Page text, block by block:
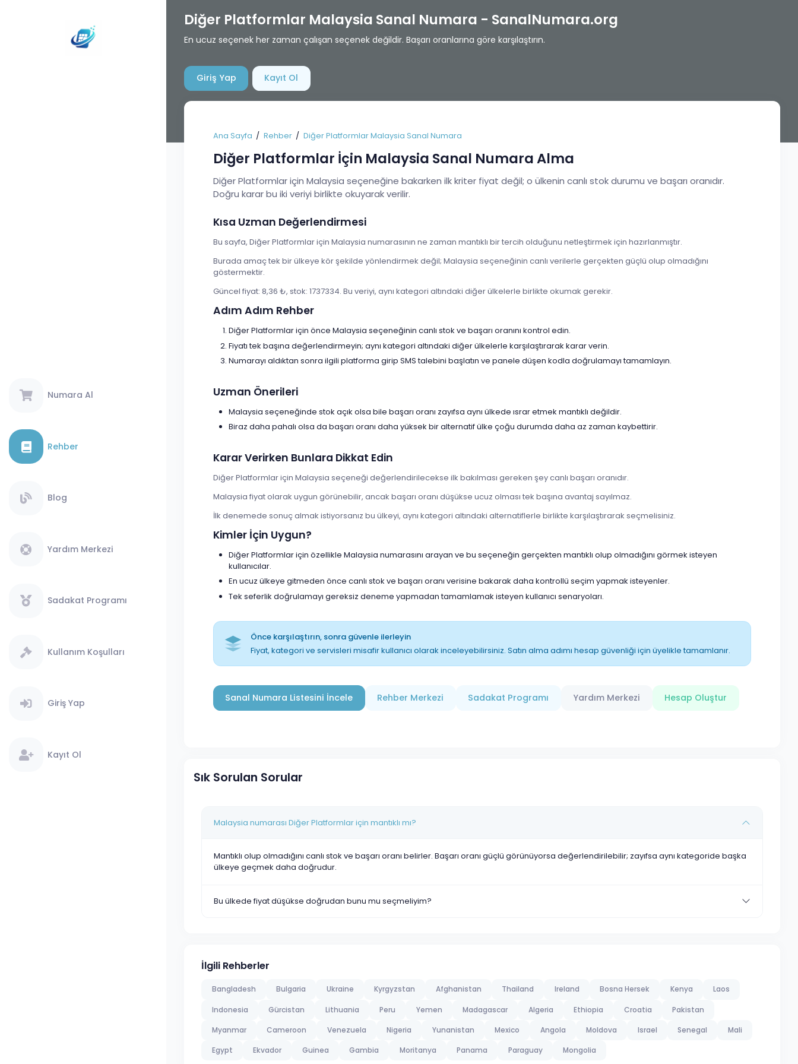
Numara Al
Rehber
Blog
Yardım Merkezi
Sadakat Programı
Kullanım Koşulları
Giriş Yap
Kayıt Ol
Diğer Platformlar Malaysia Sanal Numara - SanalNumara.org
En ucuz seçenek her zaman çalışan seçenek değildir. Başarı oranlarına göre karşılaştırın.
Giriş Yap Kayıt Ol
Ana Sayfa Rehber Diğer Platformlar Malaysia Sanal Numara
Diğer Platformlar İçin Malaysia Sanal Numara Alma
Diğer Platformlar için Malaysia seçeneğine bakarken ilk kriter fiyat değil; o ülkenin canlı stok durumu ve başarı oranıdır.
Doğru karar bu iki veriyi birlikte okuyarak verilir.
Kısa Uzman Değerlendirmesi
Bu sayfa, Diğer Platformlar için Malaysia numarasının ne zaman mantıklı bir tercih olduğunu netleştirmek için hazırlanmıştır.
Burada amaç tek bir ülkeye kör şekilde yönlendirmek değil; Malaysia seçeneğinin canlı verilerle gerçekten güçlü olup olmadığını
göstermektir.
Güncel fiyat: 8,36 ₺, stok: 1737334. Bu veriyi, aynı kategori altındaki diğer ülkelerle birlikte okumak gerekir.
Adım Adım Rehber
Diğer Platformlar için önce Malaysia seçeneğinin canlı stok ve başarı oranını kontrol edin.
Fiyatı tek başına değerlendirmeyin; aynı kategori altındaki diğer ülkelerle karşılaştırarak karar verin.
Numarayı aldıktan sonra ilgili platforma girip SMS talebini başlatın ve panele düşen kodla doğrulamayı tamamlayın.
Uzman Önerileri
Malaysia seçeneğinde stok açık olsa bile başarı oranı zayıfsa aynı ülkede ısrar etmek mantıklı değildir.
Biraz daha pahalı olsa da başarı oranı daha yüksek bir alternatif ülke çoğu durumda daha az zaman kaybettirir.
Karar Verirken Bunlara Dikkat Edin
Diğer Platformlar için Malaysia seçeneği değerlendirilecekse ilk bakılması gereken şey canlı başarı oranıdır.
Malaysia fiyat olarak uygun görünebilir, ancak başarı oranı düşükse ucuz olması tek başına avantaj sayılmaz.
İlk denemede sonuç almak istiyorsanız bu ülkeyi, aynı kategori altındaki alternatiflerle birlikte karşılaştırarak seçmelisiniz.
Kimler İçin Uygun?
Diğer Platformlar için özellikle Malaysia numarasını arayan ve bu seçeneğin gerçekten mantıklı olup olmadığını görmek isteyen
kullanıcılar.
En ucuz ülkeye gitmeden önce canlı stok ve başarı oranı verisine bakarak daha kontrollü seçim yapmak isteyenler.
Tek seferlik doğrulamayı gereksiz deneme yapmadan tamamlamak isteyen kullanıcı senaryoları.
Önce karşılaştırın, sonra güvenle ilerleyin
Fiyat, kategori ve servisleri misafir kullanıcı olarak inceleyebilirsiniz. Satın alma adımı hesap güvenliği için üyelikle tamamlanır.
Sanal Numara Listesini İncele Rehber Merkezi Sadakat Programı Yardım Merkezi Hesap Oluştur
Sık Sorulan Sorular
Malaysia numarası Diğer Platformlar için mantıklı mı?
Mantıklı olup olmadığını canlı stok ve başarı oranı belirler. Başarı oranı güçlü görünüyorsa değerlendirilebilir; zayıfsa aynı kategoride başka
ülkeye geçmek daha doğrudur.
Bu ülkede fiyat düşükse doğrudan bunu mu seçmeliyim?
İlgili Rehberler
Bangladesh Bulgaria Ukraine Kyrgyzstan Afghanistan Thailand Ireland Bosna Hersek Kenya Laos
Indonesia Gürcistan Lithuania Peru Yemen Madagascar Algeria Ethiopia Croatia Pakistan
Myanmar Cameroon Venezuela Nigeria Yunanistan Mexico Angola Moldova Israel Senegal Mali
Egypt Ekvador Guinea Gambia Moritanya Panama Paraguay Mongolia